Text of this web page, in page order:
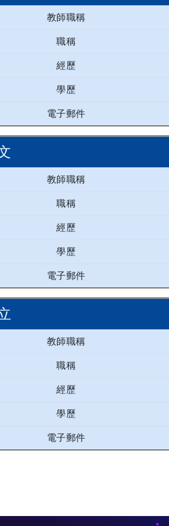
教師職稱
職稱
經歷
學歷
電子郵件
教師職稱
職稱
經歷
學歷
電子郵件
教師職稱
職稱
經歷
學歷
電子郵件